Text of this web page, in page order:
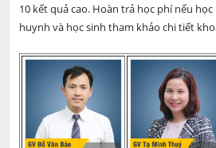
10 kết quả cao. Hoàn trả học phí nếu
huynh và học sinh tham khảo chi tiết